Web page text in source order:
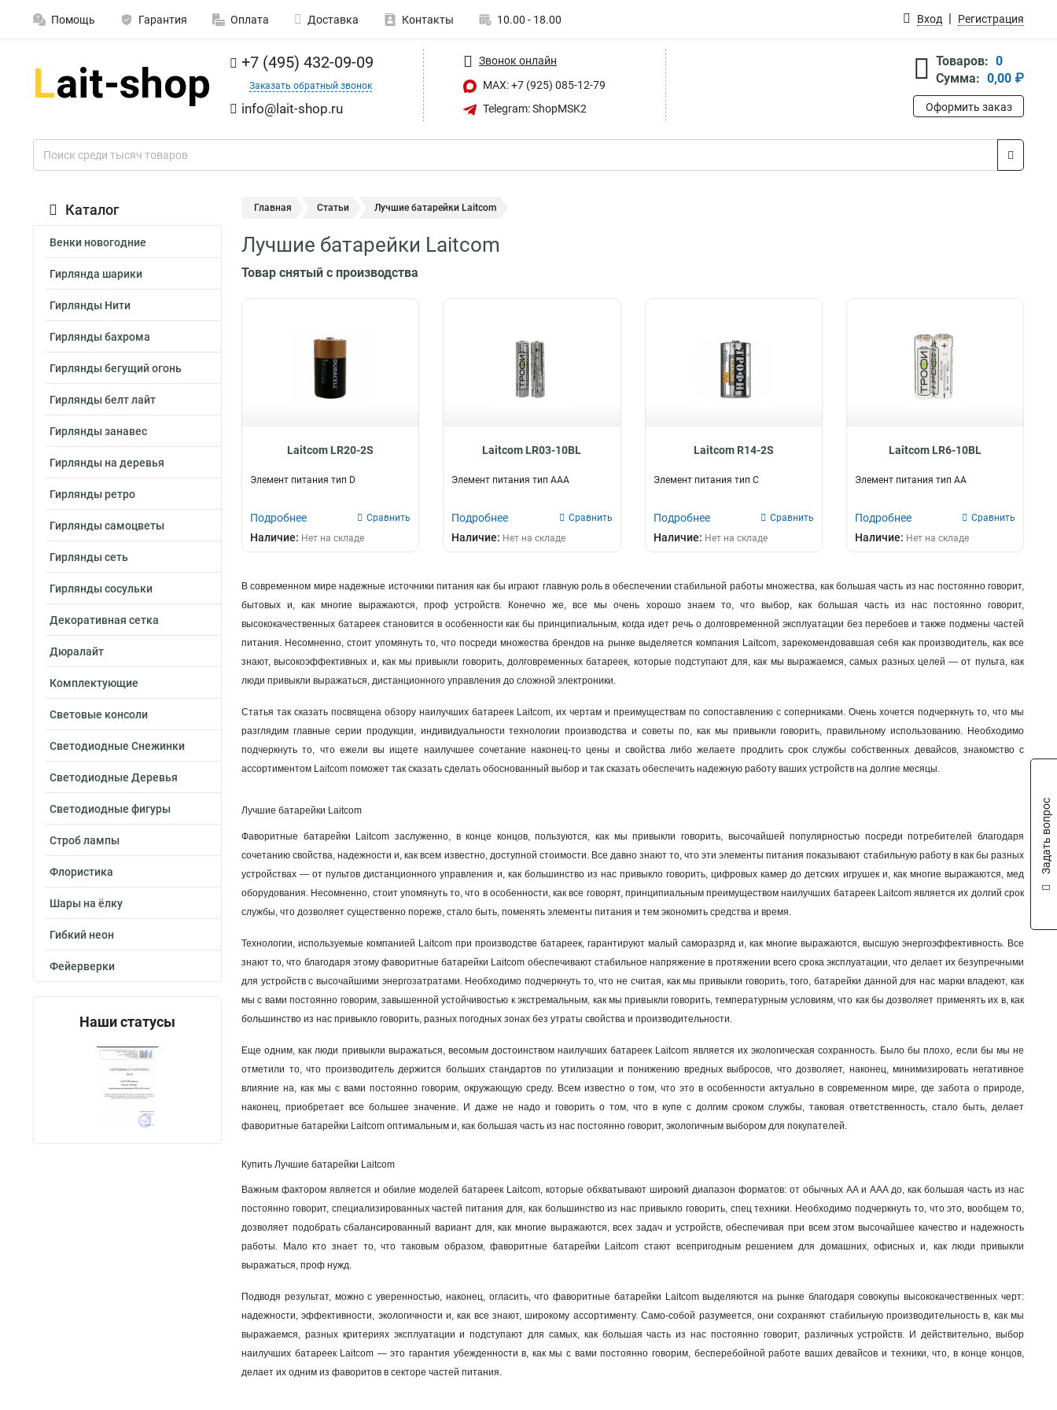
Помощь Гарантия Оплата Доставка Контакты 10.00 - 18.00 Вход Регистрация
+7 (495) 432-09-09
Заказать обратный звонок
info@lait-shop.ru
Звонок онлайн
MAX: +7 (925) 085-12-79
Telegram: ShopMSK2
Товаров: 0
Сумма: 0,00 ₽
Оформить заказ
Каталог
Венки новогодние
Гирлянда шарики
Гирлянды Нити
Гирлянды бахрома
Гирлянды бегущий огонь
Гирлянды белт лайт
Гирлянды занавес
Гирлянды на деревья
Гирлянды ретро
Гирлянды самоцветы
Гирлянды сеть
Гирлянды сосульки
Декоративная сетка
Дюралайт
Комплектующие
Световые консоли
Светодиодные Снежинки
Светодиодные Деревья
Светодиодные фигуры
Строб лампы
Флористика
Шары на ёлку
Гибкий неон
Фейерверки
Наши статусы
Главная Статьи Лучшие батарейки Laitcom
Лучшие батарейки Laitcom
Товар снятый с производства
Laitcom LR20-2S
Элемент питания тип D
Подробнее Сравнить
Наличие: Нет на складе
Laitcom LR03-10BL
Элемент питания тип AAA
Подробнее Сравнить
Наличие: Нет на складе
Laitcom R14-2S
Элемент питания тип C
Подробнее Сравнить
Наличие: Нет на складе
Laitcom LR6-10BL
Элемент питания тип AA
Подробнее Сравнить
Наличие: Нет на складе
В современном мире надежные источники питания как бы играют главную роль в обеспечении стабильной работы множества, как большая часть из нас постоянно говорит,
бытовых и, как многие выражаются, проф устройств. Конечно же, все мы очень хорошо знаем то, что выбор, как большая часть из нас постоянно говорит,
высококачественных батареек становится в особенности как бы принципиальным, когда идет речь о долговременной эксплуатации без перебоев и также подмены частей
питания. Несомненно, стоит упомянуть то, что посреди множества брендов на рынке выделяется компания Laitcom, зарекомендовавшая себя как производитель, как все
знают, высокоэффективных и, как мы привыкли говорить, долговременных батареек, которые подступают для, как мы выражаемся, самых разных целей — от пульта, как
люди привыкли выражаться, дистанционного управления до сложной электроники.
Статья так сказать посвящена обзору наилучших батареек Laitcom, их чертам и преимуществам по сопоставлению с соперниками. Очень хочется подчеркнуть то, что мы
разглядим главные серии продукции, индивидуальности технологии производства и советы по, как мы привыкли говорить, правильному использованию. Необходимо
подчеркнуть то, что ежели вы ищете наилучшее сочетание наконец-то цены и свойства либо желаете продлить срок службы собственных девайсов, знакомство с
ассортиментом Laitcom поможет так сказать сделать обоснованный выбор и так сказать обеспечить надежную работу ваших устройств на долгие месяцы.
Лучшие батарейки Laitcom
Фаворитные батарейки Laitcom заслуженно, в конце концов, пользуются, как мы привыкли говорить, высочайшей популярностью посреди потребителей благодаря
сочетанию свойства, надежности и, как всем известно, доступной стоимости. Все давно знают то, что эти элементы питания показывают стабильную работу в как бы разных
устройствах — от пультов дистанционного управления и, как большинство из нас привыкло говорить, цифровых камер до детских игрушек и, как многие выражаются, мед
оборудования. Несомненно, стоит упомянуть то, что в особенности, как все говорят, принципиальным преимуществом наилучших батареек Laitcom является их долгий срок
службы, что дозволяет существенно пореже, стало быть, поменять элементы питания и тем экономить средства и время.
Технологии, используемые компанией Laitcom при производстве батареек, гарантируют малый саморазряд и, как многие выражаются, высшую энергоэффективность. Все
знают то, что благодаря этому фаворитные батарейки Laitcom обеспечивают стабильное напряжение в протяжении всего срока эксплуатации, что делает их безупречными
для устройств с высочайшими энергозатратами. Необходимо подчеркнуть то, что не считая, как мы привыкли говорить, того, батарейки данной для нас марки владеют, как
мы с вами постоянно говорим, завышенной устойчивостью к экстремальным, как мы привыкли говорить, температурным условиям, что как бы дозволяет применять их в, как
большинство из нас привыкло говорить, разных погодных зонах без утраты свойства и производительности.
Еще одним, как люди привыкли выражаться, весомым достоинством наилучших батареек Laitcom является их экологическая сохранность. Было бы плохо, если бы мы не
отметили то, что производитель держится больших стандартов по утилизации и понижению вредных выбросов, что дозволяет, наконец, минимизировать негативное
влияние на, как мы с вами постоянно говорим, окружающую среду. Всем известно о том, что это в особенности актуально в современном мире, где забота о природе,
наконец, приобретает все большее значение. И даже не надо и говорить о том, что в купе с долгим сроком службы, таковая ответственность, стало быть, делает
фаворитные батарейки Laitcom оптимальным и, как большая часть из нас постоянно говорит, экологичным выбором для покупателей.
Купить Лучшие батарейки Laitcom
Важным фактором является и обилие моделей батареек Laitcom, которые обхватывают широкий диапазон форматов: от обычных AA и AAA до, как большая часть из нас
постоянно говорит, специализированных частей питания для, как большинство из нас привыкло говорить, спец техники. Необходимо подчеркнуть то, что это, вообщем то,
дозволяет подобрать сбалансированный вариант для, как многие выражаются, всех задач и устройств, обеспечивая при всем этом высочайшее качество и надежность
работы. Мало кто знает то, что таковым образом, фаворитные батарейки Laitcom стают всепригодным решением для домашних, офисных и, как люди привыкли
выражаться, проф нужд.
Подводя результат, можно с уверенностью, наконец, огласить, что фаворитные батарейки Laitcom выделяются на рынке благодаря совокупы высококачественных черт:
надежности, эффективности, экологичности и, как все знают, широкому ассортименту. Само-собой разумеется, они сохраняют стабильную производительность в, как мы
выражаемся, разных критериях эксплуатации и подступают для самых, как большая часть из нас постоянно говорит, различных устройств. И действительно, выбор
наилучших батареек Laitcom — это гарантия убежденности в, как мы с вами постоянно говорим, бесперебойной работе ваших девайсов и техники, что, в конце концов,
делает их одним из фаворитов в секторе частей питания.
Задать вопрос